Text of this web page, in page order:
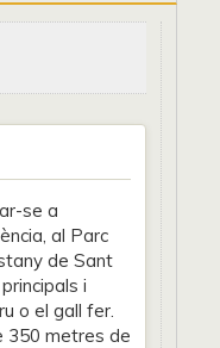
se a
al Parc
de Sant
i
o el gall fer.
350 metres de